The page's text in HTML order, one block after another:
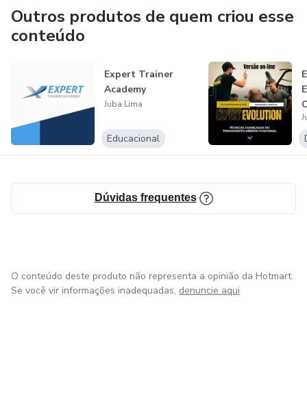
dia diretamente no campo de batalha.
Estou aqui pra lhe fazer um convite especial, porque eu
quero que vocês dêem o próximo passo junto comigo e
com outros profissionais de educação física que querem
fazer diferença no mundo.
Será um prazer poder te ajudar WhatsApp (17) 99714-
1326
Outros produtos de quem criou esse
conteúdo
Expert Trainer
Academy
Juba Lima
Educacional
Dúvidas frequentes
O conteúdo deste produto não representa a opinião da Hotmart.
Se você vir informações inadequadas, denuncie aqui